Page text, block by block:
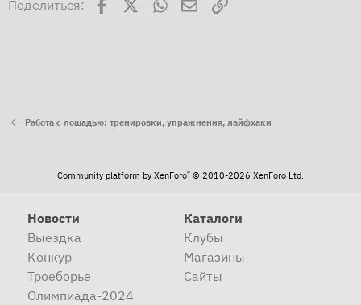
Поделиться: Facebook WhatsAppЭлектронная почта
Ссылка
Работа с лошадью: тренировки, упражнения, лайфхаки
Community platform by XenForo® © 2010-2026 XenForo Ltd.
Новости
Выездка
Конкур
Троеборье
Олимпиада-2024
Каталоги
Клубы
Магазины
Сайты